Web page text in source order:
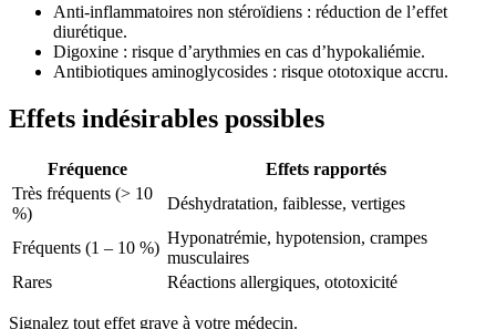
Anti-inflammatoires non stéroïdiens : réduction de l’effet
diurétique.
Digoxine : risque d’arythmies en cas d’hypokaliémie.
Antibiotiques aminoglycosides : risque ototoxique accru.
Effets indésirables possibles
Fréquence
Effets rapportés
Très fréquents (> 10
%)
Déshydratation, faiblesse, vertiges
Fréquents (1 – 10 %)
Hyponatrémie, hypotension, crampes
musculaires
Rares
Réactions allergiques, ototoxicité
Signalez tout effet grave à votre médecin.